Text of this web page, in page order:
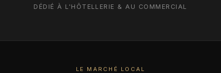
DÉDIÉ À L'HÔTELLERIE & AU COMMERCIAL
LE MARCHÉ LOCAL